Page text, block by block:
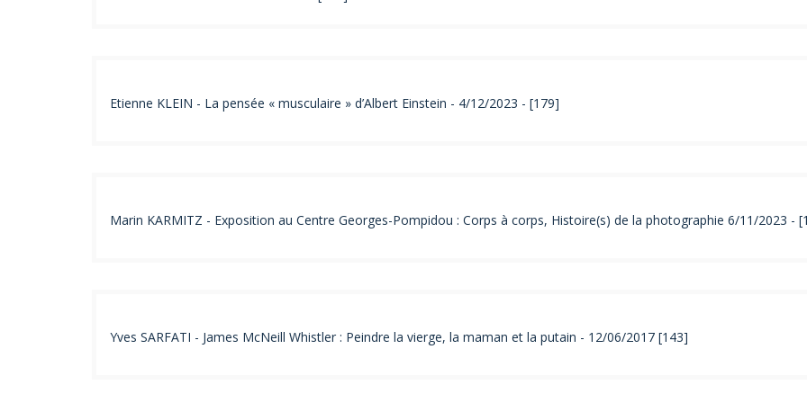
Etienne KLEIN - La pensée « musculaire » d’Albert Einstein - 4/12/2023 - [179]
Marin KARMITZ - Exposition au Centre Georges-Pompidou : Corps à corps, Histoire(s) de la photographie 6/11/2023 -
Yves SARFATI - James McNeill Whistler : Peindre la vierge, la maman et la putain - 12/06/2017 [143]